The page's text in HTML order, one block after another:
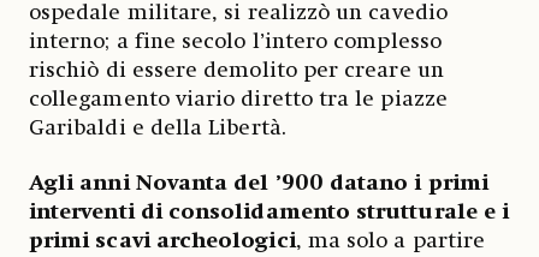
ospedale militare, si realizzò un cavedio
interno; a fine secolo l’intero complesso
rischiò di essere demolito per creare un
collegamento viario diretto tra le piazze
Garibaldi e della Libertà.
Agli anni Novanta del ’900 datano i primi
interventi di consolidamento strutturale e i
primi scavi archeologici, ma solo a partire